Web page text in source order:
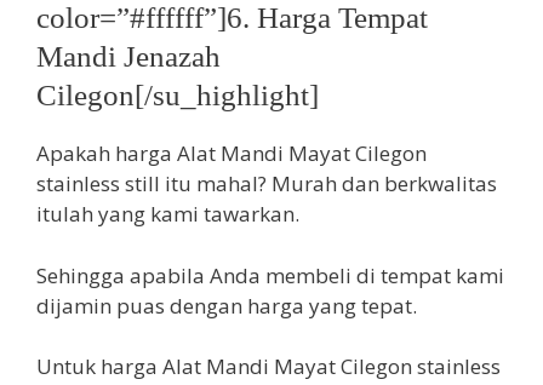
color=”#ffffff”]6. Harga Tempat
Mandi Jenazah
Cilegon[/su_highlight]
Apakah harga Alat Mandi Mayat Cilegon
stainless still itu mahal? Murah dan berkwalitas
itulah yang kami tawarkan.
Sehingga apabila Anda membeli di tempat kami
dijamin puas dengan harga yang tepat.
Untuk harga Alat Mandi Mayat Cilegon stainless